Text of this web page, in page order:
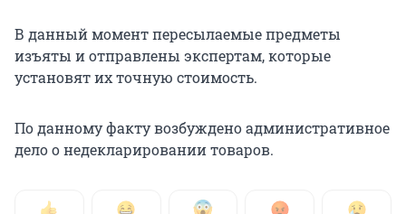
В данный момент пересылаемые предметы
изъяты и отправлены экспертам, которые
установят их точную стоимость.
По данному факту возбуждено административное
дело о недекларировании товаров.